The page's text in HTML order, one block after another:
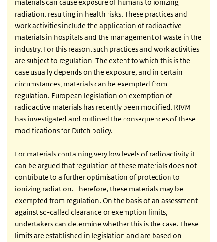
materials can cause exposure of humans to ionizing
radiation, resulting in health risks. These practices and
work activities include the application of radioactive
materials in hospitals and the management of waste in the
industry. For this reason, such practices and work activities
are subject to regulation. The extent to which this is the
case usually depends on the exposure, and in certain
circumstances, materials can be exempted from
regulation. European legislation on exemption of
radioactive materials has recently been modified. RIVM
has investigated and outlined the consequences of these
modifications for Dutch policy.
For materials containing very low levels of radioactivity it
can be argued that regulation of these materials does not
contribute to a further optimisation of protection to
ionizing radiation. Therefore, these materials may be
exempted from regulation. On the basis of an assessment
against so-called clearance or exemption limits,
undertakers can determine whether this is the case. These
limits are established in legislation and are based on